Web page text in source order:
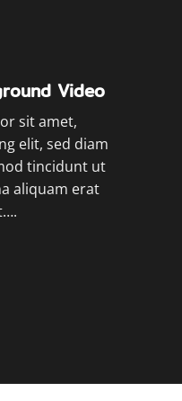
Video
sit amet,
elit, sed diam
tincidunt ut
aliquam erat